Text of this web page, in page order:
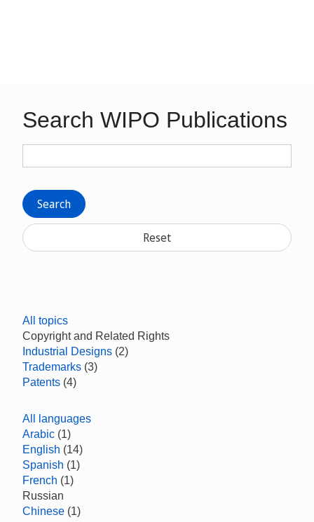
Search WIPO Publications
Search
Reset
All topics
Copyright and Related Rights
Industrial Designs (2)
Trademarks (3)
Patents (4)
All languages
Arabic (1)
English (14)
Spanish (1)
French (1)
Russian
Chinese (1)